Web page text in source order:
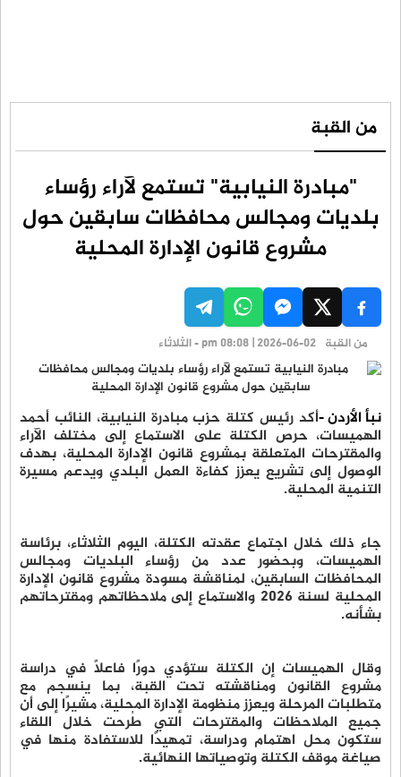
من القبة
"مبادرة النيابية" تستمع لآراء رؤساء
بلديات ومجالس محافظات سابقين حول
مشروع قانون الإدارة المحلية
من القبة pm 08:08 | 2026-06-02 - الثلاثاء
نبأ الأردن -أكد رئيس كتلة حزب مبادرة النيابية، النائب أحمد
الهميسات، حرص الكتلة على الاستماع إلى مختلف الآراء
والمقترحات المتعلقة بمشروع قانون الإدارة المحلية، بهدف
الوصول إلى تشريع يعزز كفاءة العمل البلدي ويدعم مسيرة
التنمية المحلية.
جاء ذلك خلال اجتماع عقدته الكتلة، اليوم الثلاثاء، برئاسة
الهميسات، وبحضور عدد من رؤساء البلديات ومجالس
المحافظات السابقين، لمناقشة مسودة مشروع قانون الإدارة
المحلية لسنة 2026 والاستماع إلى ملاحظاتهم ومقترحاتهم
بشأنه.
وقال الهميسات إن الكتلة ستؤدي دورًا فاعلًا في دراسة
مشروع القانون ومناقشته تحت القبة، بما ينسجم مع
متطلبات المرحلة ويعزز منظومة الإدارة المحلية، مشيرًا إلى أن
جميع الملاحظات والمقترحات التي طُرحت خلال اللقاء
ستكون محل اهتمام ودراسة، تمهيدًا للاستفادة منها في
صياغة موقف الكتلة وتوصياتها النهائية.